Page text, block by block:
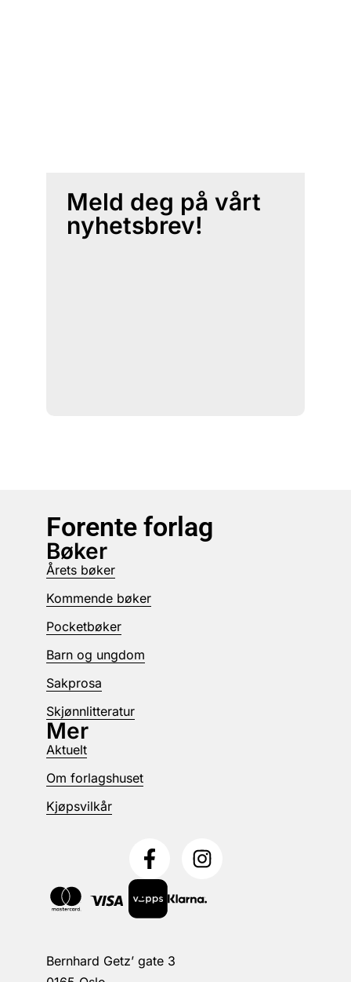
Meld deg på vårt
nyhetsbrev!
Forente forlag
Bernhard Getz’ gate 3
Bøker
Årets bøker
Kommende bøker
Pocketbøker
Barn og ungdom
Sakprosa
Skjønnlitteratur
Mer
Aktuelt
Om forlagshuset
Kjøpsvilkår